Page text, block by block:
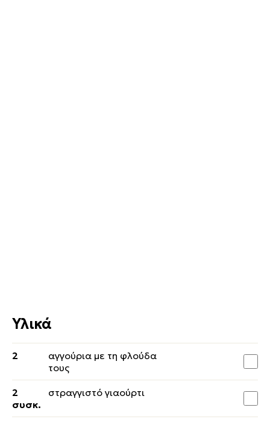
Υλικά
2
αγγούρια με τη φλούδα
τους
2
συσκ.
στραγγιστό γιαούρτι